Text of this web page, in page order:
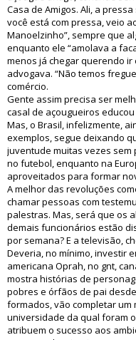
Casa de Amigos. Ali, a
você está com pressa, veio
Manoelzinho”, sempre que
enquanto ele “amolava a
menos já chegar querendo ir
advogava. “Não temos
comércio.
Gente assim precisa ser
casal de açougueiros
Mas, o Brasil, infelizmente,
exemplos, segue deixando
juventude muitas vezes
no futebol, enquanto na
aproveitados para formar
A melhor das revoluções
chamar pessoas com
palestras. Mas, será que os
demais funcionários estão
por semana? E a televisão,
Deveria, no mínimo, investir
americana Oprah, no gnt,
mostra histórias de
pobres e órfãos de pai
formados, vão completar um
universidade da qual foram
atribuem o sucesso aos